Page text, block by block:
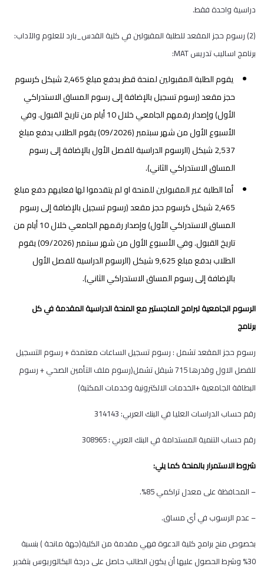
دراسية واحدة فقط.
(2) رسوم حجز المقعد للطلبة المقبولين في كلية القدس_بارد للعلوم والآداب:
برنامج اساليب تدريس MAT:
يقوم الطلبة المقبولين لمنحة قطر بدفع مبلغ 2,465 شيكل كرسوم
حجز مقعد (رسوم تسجيل بالإضافة إلى رسوم المساق الاستدراكي
الأول) وإصدار رقمهم الجامعي خلال 10 أيام من تاريخ القبول. وفي
الأسبوع الأول من شهر سبتمبر (09/2026) يقوم الطلاب بدفع مبلغ
2,537 شيكل (الرسوم الدراسية للفصل الأول بالإضافة إلى رسوم
المساق الاستدراكي الثاني).
أما الطلبة غير المقبولين للمنحة او لم يتقدموا لها فعليهم دفع مبلغ
2,465 شيكل كرسوم حجز مقعد (رسوم تسجيل بالإضافة إلى رسوم
المساق الاستدراكي الأول) وإصدار رقمهم الجامعي خلال 10 أيام من
تاريخ القبول. وفي الأسبوع الأول من شهر سبتمبر (09/2026) يقوم
الطلاب بدفع مبلغ 9,625 شيكل (الرسوم الدراسية للفصل الأول
بالإضافة إلى رسوم المساق الاستدراكي الثاني).
الرسوم الجامعية لبرامج الماجستير مع المنحة الدراسية المقدمة في كل
برنامج
رسوم حجز المقعد تشمل : رسوم تسجيل الساعات معتمدة + رسوم التسجيل
للفصل الاول وقدرها 715 شيقل تشمل(رسوم ملف التأمين الصحي + رسوم
البطاقة الجامعية +الخدمات الالكترونية وخدمات المكتبة)
رقم حساب الدراسات العليا في البنك العربي: 314143
رقم حساب التنمية المستدامة في البنك العربي : 308965
شروط الاستمرار بالمنحة كما يلي:
– المحافظة على معدل تراكمي 85%.
– عدم الرسوب في أي مساق.
بخصوص منح برامج كلية الدعوة فهي مقدمة من الكلية(جهة مانحة ) بنسبة
30% وشرط الحصول عليها أن يكون الطالب حاصل على درجة البكالوريوس بتقدير